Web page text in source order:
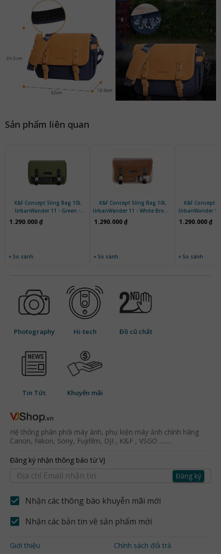
Sản phẩm liên quan
K&F Concept Sling Bag 10L
UrbanWander 11 - Green -
KF13.142V3
1.290.000 ₫
+ So sánh
K&F Concept Sling Bag 10L
UrbanWander 11 - White Brown
- KF13.142V2
1.290.000 ₫
+ So sánh
K&F Concept
UrbanWander
-
1.290.000 ₫
+ So sánh
Photography Hi-tech Đồ cũ chất
Tin Tức Khuyến mãi
Hệ thống phân phối máy ảnh, phụ kiện máy ảnh chính hãng
Canon, Nikon, Sony, Fujifilm, DJI , K&F , VSGO ........
Đăng ký nhận thông báo từ VJ
Đăng ký
Nhận các thông báo khuyễn mãi mới
Nhận các bản tin về sản phẩm mới
Giới thiệu Chính sách đổi trả